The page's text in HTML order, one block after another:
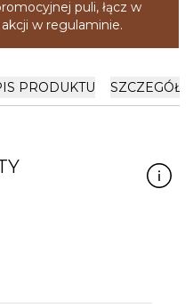
puli, łącz w
w regulaminie.
PRODUKTU